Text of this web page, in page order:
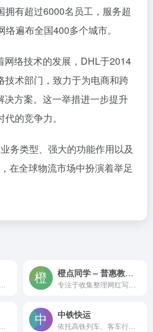
拥有超过6000名员工，服务超
遍布全国400多个城市。
网络技术的发展，DHL于2014
技术部门，致力于为电商和跨
决方案。这一举措进一步提升
的竞争力。
务类型、强大的功能作用以及
在全球物流市场中扮演着举足
橙点同学 – 普惠教育平台
中铁快运